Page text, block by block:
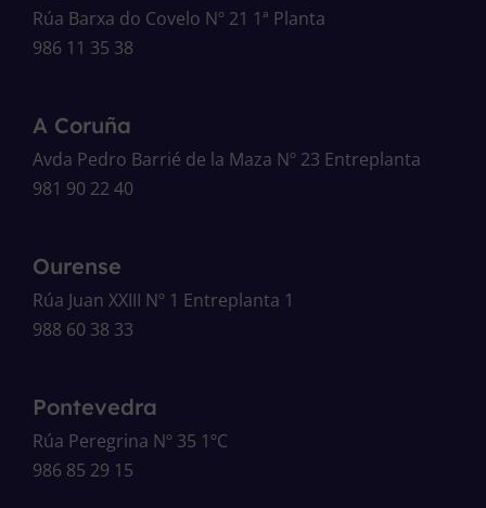
Rúa Barxa do Covelo Nº 21 1ª Planta
986 11 35 38
A Coruña
Avda Pedro Barrié de la Maza Nº 23 Entreplanta
981 90 22 40
Ourense
Rúa Juan XXIII Nº 1 Entreplanta 1
988 60 38 33
Pontevedra
Rúa Peregrina Nº 35 1ºC
986 85 29 15